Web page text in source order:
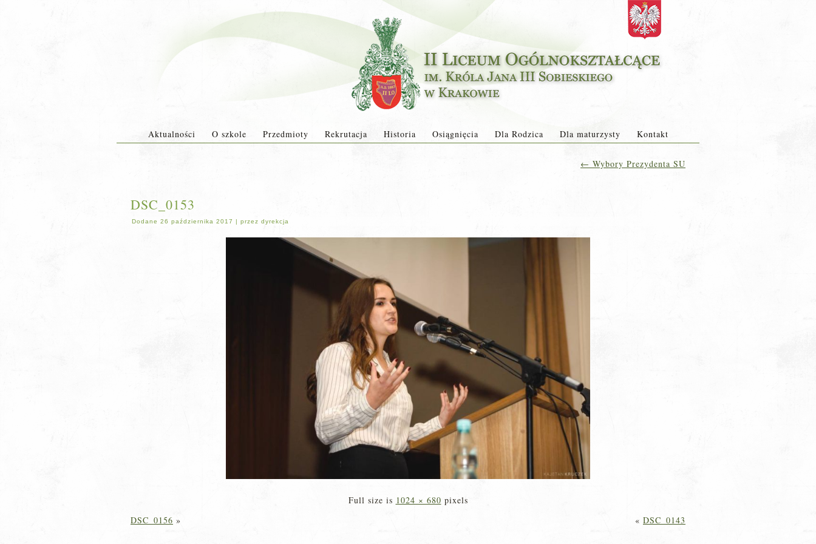
Aktualności O szkole Przedmioty Rekrutacja Historia Osiągnięcia Dla Rodzica Dla maturzysty Kontakt
← Wybory Prezydenta SU
DSC_0153
Dodane 26 października 2017 | przez dyrekcja
Full size is 1024 × 680 pixels
DSC_0156 » « DSC_0143